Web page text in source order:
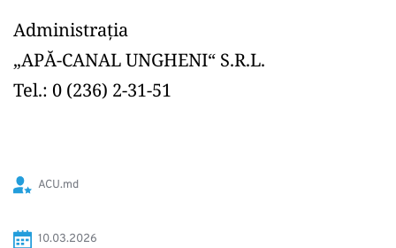
Administrația
„APĂ-CANAL UNGHENI“ S.R.L.
Tel.: 0 (236) 2-31-51
ACU.md
10.03.2026